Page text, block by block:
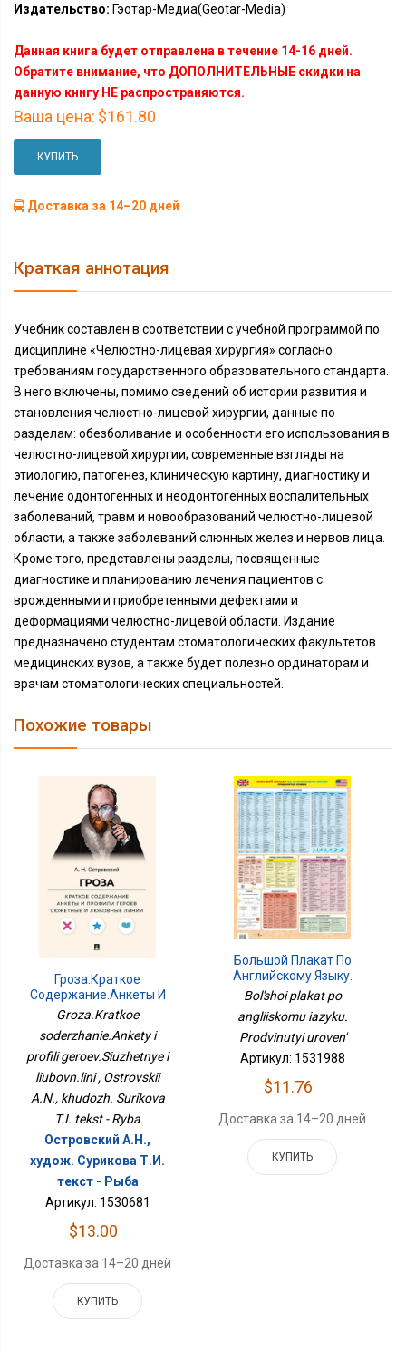
Издательство: Гэотар-Медиа(Geotar-Media)
Данная книга будет отправлена в течение 14-16 дней.
Обратите внимание, что ДОПОЛНИТЕЛЬНЫЕ скидки на
данную книгу НЕ распространяются.
Ваша цена: $161.80
КУПИТЬ
Доставка за 14–20 дней
Краткая аннотация
Учебник составлен в соответствии с учебной программой по
дисциплине «Челюстно-лицевая хирургия» согласно
требованиям государственного образовательного стандарта.
В него включены, помимо сведений об истории развития и
становления челюстно-лицевой хирургии, данные по
разделам: обезболивание и особенности его использования в
челюстно-лицевой хирургии; современные взгляды на
этиологию, патогенез, клиническую картину, диагностику и
лечение одонтогенных и неодонтогенных воспалительных
заболеваний, травм и новообразований челюстно-лицевой
области, а также заболеваний слюнных желез и нервов лица.
Кроме того, представлены разделы, посвященные
диагностике и планированию лечения пациентов с
врожденными и приобретенными дефектами и
деформациями челюстно-лицевой области. Издание
предназначено студентам стоматологических факультетов
медицинских вузов, а также будет полезно ординаторам и
врачам стоматологических специальностей.
Похожие товары
Гроза.Краткое
Содержание.Анкеты И
Профили
Любовн.лини
Groza.Kratkoe
soderzhanie.Ankety i
profili geroev.Siuzhetnye i
liubovn.lini , Ostrovskii
A.N., khudozh. Surikova
T.I. tekst - Ryba
Островский А.Н.,
худож. Сурикова Т.И.
текст - Рыба
Артикул: 1530681
$13.00
Доставка за 14–20 дней
КУПИТЬ
Большой Плакат По
Английскому Языку.
Продвинутый Уровень
Bol'shoi plakat po
angliiskomu iazyku.
Prodvinutyi uroven'
Артикул: 1531988
$11.76
Доставка за 14–20 дней
КУПИТЬ